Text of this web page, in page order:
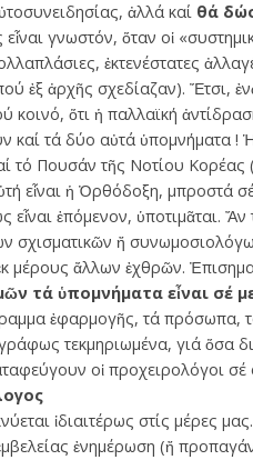
ἀλλά καί θά
γνωστόν, ὅταν οἱ
ἐκτενέστατες
ἐξ ἀρχῆς σχεδίαζαν). Ἔτσι,
ὅτι ἡ παλλαϊκή
καί τά δύο αὐτά ὑπομνήματα
τό Πουσάν τῆς Νοτίου
εἶναι ἡ Ὀρθόδοξη, μπροστά
ἑπόμενον, ὑποτιμᾶται. Ἄν
ἤ
ἄλλων ἐχθρῶν.
τά ὑπομνήματα εἶναι σέ
ἐφαρμογῆς, τά πρόσωπα,
τεκμηριωμένα, γιά ὅσα
οἱ προχειρολόγοι
ἰδιαιτέρως στίς μέρες
ἐνημέρωση (ἤ